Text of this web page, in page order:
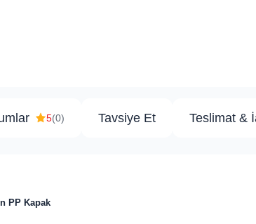
5(0) Tavsiye Et Teslimat &
PP Kapak